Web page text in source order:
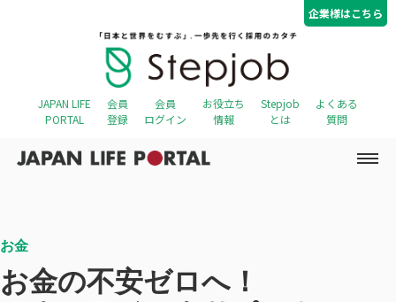
企業様はこちら
JAPAN LIFE
PORTAL
会員
登録
会員
ログイン
お役立ち
情報
Stepjob
とは
よくある
質問
お金
お金の不安ゼロへ！